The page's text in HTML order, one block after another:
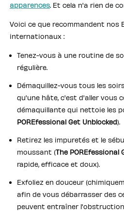
apparences. Et cela n'a rien de
Voici ce que recommandent nos
internationaux :
Tenez-vous à une routine de
régulière.
Démaquillez-vous tous les
qu'une hâte, c'est d'aller vous
démaquillante qui nettoie les
POREfessional Get Unblocked).
Retirez les impuretés et le
moussant (The POREfessional
rapide, efficace et doux).
Exfoliez en douceur
afin de vous débarrasser des
peuvent entraîner